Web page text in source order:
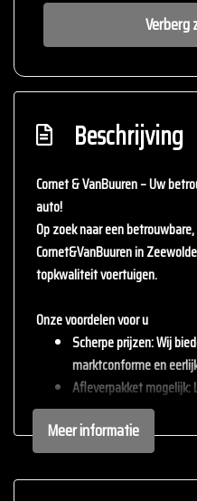
Verberg
Beschrijving
Cornet & VanBuuren – Uw
auto!
Op zoek naar een
Cornet&VanBuurenin
topkwaliteit voertuigen.
Onze voordelen voor u
Scherpe prijzen: Wij
marktconforme en
Afleverpakket mogelijk:
afleveren met één van
meerprijs).
Inruil mogelijk: Wij
is altijd bespreekbaar.
Meer informatie